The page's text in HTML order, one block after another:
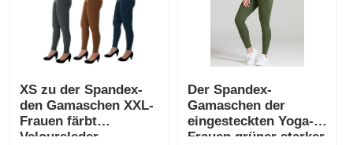
Fordern Sie ein Zitat
Die nahtlosen Gamaschen der Frauen
Das Vlies der Frauen zeichnete Gamaschen
XS zu der Spandex-
den Gamaschen XXL-
Frauen färbt
Veloursleder-
Der Spandex-
Gamaschen der
eingesteckten Yoga-
Frauen grüner starker